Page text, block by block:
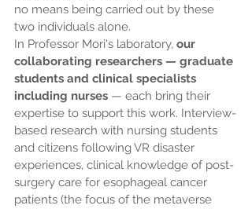
no means being carried out by these
two individuals alone.
In Professor Mori's laboratory, our
collaborating researchers — graduate
students and clinical specialists
including nurses — each bring their
expertise to support this work. Interview-
based research with nursing students
and citizens following VR disaster
experiences, clinical knowledge of post-
surgery care for esophageal cancer
patients (the focus of the metaverse